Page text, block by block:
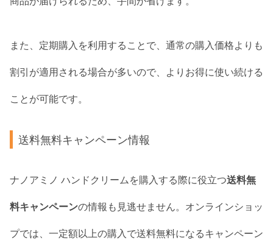
また、定期購入を利用することで、通常の購入価格よりも
割引が適用される場合が多いので、よりお得に使い続ける
ことが可能です。
送料無料キャンペーン情報
ナノアミノ ハンドクリームを購入する際に役立つ送料無
料キャンペーンの情報も見逃せません。オンラインショッ
プでは、一定額以上の購入で送料無料になるキャンペーン